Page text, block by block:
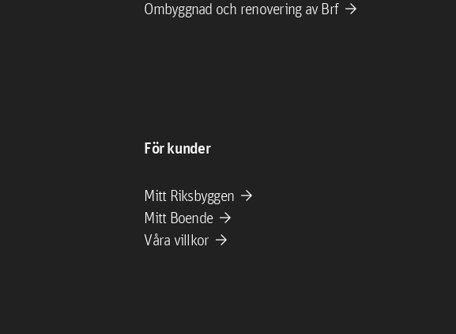
Ombyggnad och renovering av Brf arrow_forward
För kunder
Mitt Riksbyggen arrow_forward
Mitt Boende arrow_forward
Våra villkor arrow_forward